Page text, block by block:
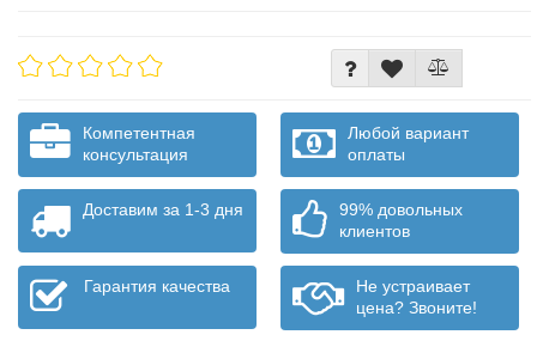
Компетентная
консультация
Любой вариант
оплаты
Доставим за 1-3 дня
99% довольных
клиентов
Гарантия качества
Не устраивает
цена? Звоните!